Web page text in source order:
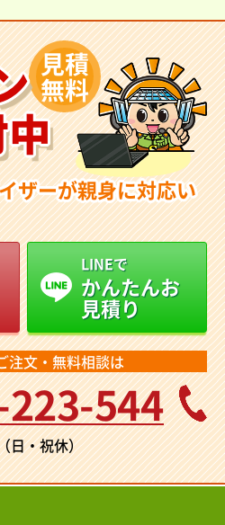
見積
無料
ザーが親身に対応い
LINEで
かんたんお
見積り
注文・無料相談は
544
日・祝休）